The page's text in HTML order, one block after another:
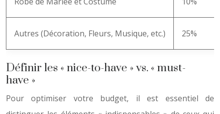
Autres (Décoration, Fleurs, Musique, etc.) 25%
Définir les « nice-to-have » vs. « must-
have »
Pour optimiser votre budget, il est essentiel de